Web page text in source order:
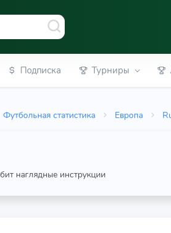
Подписка Турниры
Футбольная статистика Европа
наглядные инструкции